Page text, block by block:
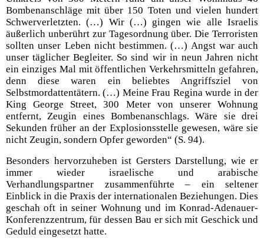
Bombenanschläge mit über 150 Toten und vielen hundert
Schwerverletzten. (…) Wir (…) gingen wie alle Israelis
äußerlich unberührt zur Tagesordnung über. Die Terroristen
sollten unser Leben nicht bestimmen. (…) Angst war auch
unser täglicher Begleiter. So sind wir in neun Jahren nicht
ein einziges Mal mit öffentlichen Verkehrsmitteln gefahren,
denn diese waren ein beliebtes Angriffsziel von
Selbstmordattentätern. (…) Meine Frau Regina wurde in der
King George Street, 300 Meter von unserer Wohnung
entfernt, Zeugin eines Bombenanschlags. Wäre sie drei
Sekunden früher an der Explosionsstelle gewesen, wäre sie
nicht Zeugin, sondern Opfer geworden“ (S. 94).
Besonders hervorzuheben ist Gersters Darstellung, wie er
immer wieder israelische und arabische
Verhandlungspartner zusammenführte – ein seltener
Einblick in die Praxis der internationalen Beziehungen. Dies
geschah oft in seiner Wohnung und im Konrad-Adenauer-
Konferenzzentrum, für dessen Bau er sich mit Geschick und
Geduld eingesetzt hatte.